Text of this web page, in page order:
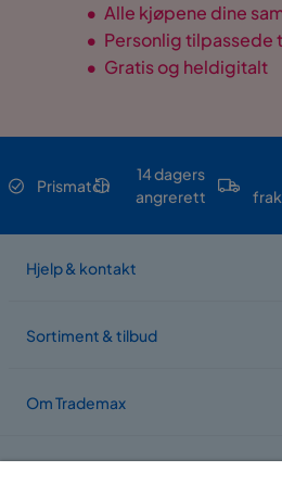
• Alle kjøpene dine
• Personlig tilpassede
• Gratis og heldigitalt
Prismatch
14 dagers
angrerett
Hjelp & kontakt
Sortiment & tilbud
Om Trademax